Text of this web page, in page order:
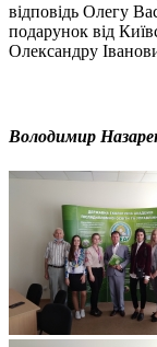
відповідь Олегу
подарунок від
Олександру
Володимир